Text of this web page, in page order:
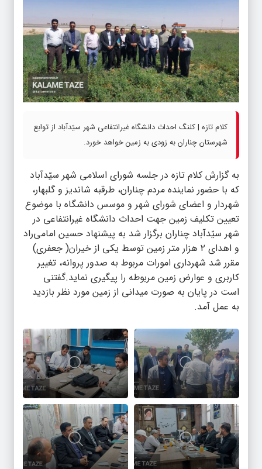
کلام تازه | کلنگ احداث دانشگاه غیرانتفاعی شهر سیّدآباد از توابع
شهرستان چناران به زودی به زمین خواهد خورد.
به گزارش کلام تازه در جلسه شورای اسلامی شهر سیّدآباد
که با حضور نماینده مردم چناران، طرقبه شاندیز و گلبهار،
شهردار و اعضای شورای شهر و موسس دانشگاه با موضوع
تعیین تکلیف زمین جهت احداث دانشگاه غیرانتفاعی در
شهر سیّدآباد چناران برگزار شد به پیشنهاد حسین امامی‌راد
و اهدای ۲ هزار متر زمین توسط یکی از خیران( جعفری)
مقرر شد شهرداری امورات مربوط به صدور پروانه، تغییر
کاربری و عوارض زمین مربوطه را پیگیری نماید.گفتنی
است در پایان به صورت میدانی از زمین مورد نظر بازدید
به عمل آمد.